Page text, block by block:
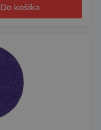
Do košíka